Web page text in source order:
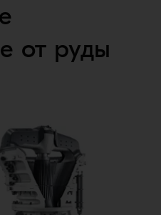
от руды